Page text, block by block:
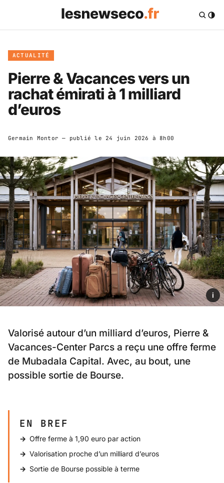
ACTUALITÉ
Pierre & Vacances vers un
rachat émirati à 1 milliard
d’euros
Germain Montor — publié le 24 juin 2026 à 8h00
i
Valorisé autour d’un milliard d’euros, Pierre &
Vacances-Center Parcs a reçu une offre ferme
de Mubadala Capital. Avec, au bout, une
possible sortie de Bourse.
EN BREF
Offre ferme à 1,90 euro par action
Valorisation proche d’un milliard d’euros
Sortie de Bourse possible à terme